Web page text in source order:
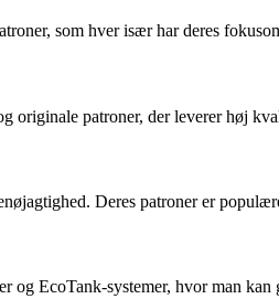
som hver især har deres
originale patroner, der leverer høj
Deres patroner er
og EcoTank-systemer, hvor man